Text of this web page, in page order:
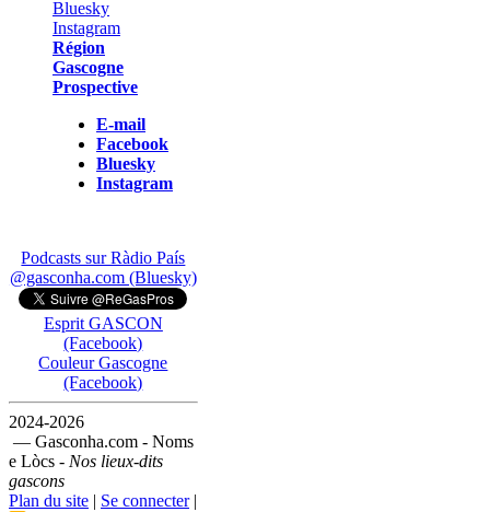
Région
Gascogne
Prospective
E-mail
Facebook
Bluesky
Instagram
Podcasts sur Ràdio País
@gasconha.com (Bluesky)
Esprit GASCON
(Facebook)
Couleur Gascogne
(Facebook)
2024-2026
— Gasconha.com - Noms
e Lòcs - Nos lieux-dits
gascons
Plan du site | Se connecter|